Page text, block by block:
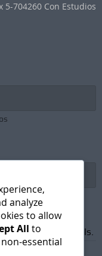
704260 Con Estudios
promotional emails.
analyze
to allow
All to
essential